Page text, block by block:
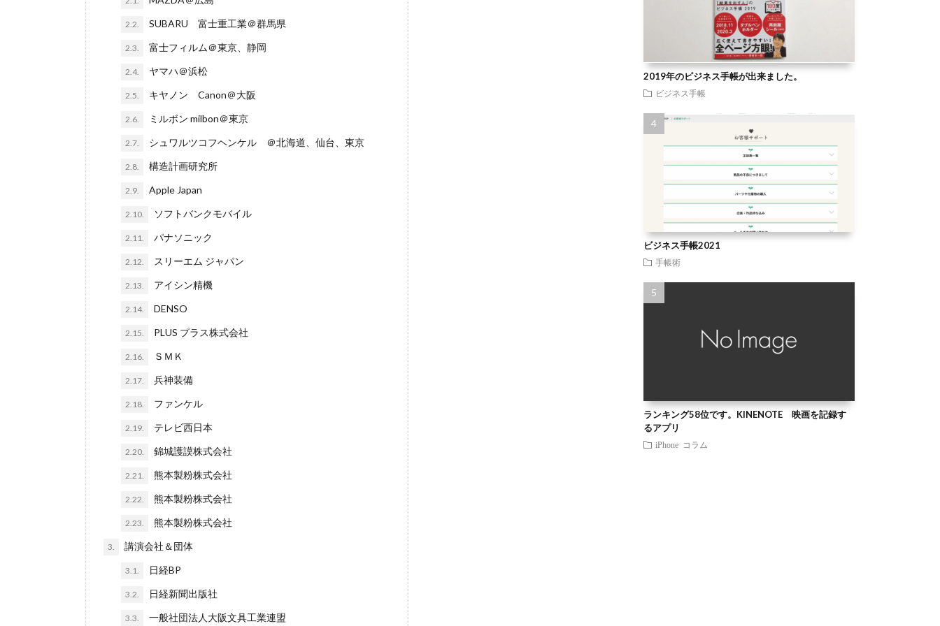
2.2. SUBARU 富士重工業＠群馬県
2.3. 富士フィルム＠東京、静岡
2.4. ヤマハ＠浜松
2.5. キヤノン Canon＠大阪
2.6. ミルボン milbon＠東京
2.7. シュワルツコフヘンケル ＠北海道、仙台、東京
2.8. 構造計画研究所
2.9. Apple Japan
2.10. ソフトバンクモバイル
2.11. パナソニック
2.12. スリーエム ジャパン
2.13. アイシン精機
2.14. DENSO
2.15. PLUS プラス株式会社
2.16. ＳＭＫ
2.17. 兵神装備
2.18. ファンケル
2.19. テレビ西日本
2.20. 錦城護謨株式会社
2.21. 熊本製粉株式会社
2.22. 熊本製粉株式会社
2.23. 熊本製粉株式会社
3. 講演会社＆団体
3.1. 日経BP
3.2. 日経新聞出版社
3.3. 一般社団法人大阪文具工業連盟
2019年のビジネス手帳が出来ました。
ビジネス手帳
ビジネス手帳2021
手帳術
ランキング58位です。KINENOTE 映画を記録す
るアプリ
iPhone コラム